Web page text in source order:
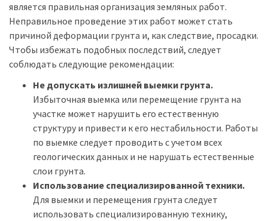
является правильная организация земляных работ.
Неправильное проведение этих работ может стать
причиной деформации грунта и, как следствие, просадки.
Чтобы избежать подобных последствий, следует
соблюдать следующие рекомендации:
Не допускать излишней выемки грунта.
Избыточная выемка или перемещение грунта на
участке может нарушить его естественную
структуру и привести к его нестабильности. Работы
по выемке следует проводить с учетом всех
геологических данных и не нарушать естественные
слои грунта.
Использование специализированной техники.
Для выемки и перемещения грунта следует
использовать специализированную технику,